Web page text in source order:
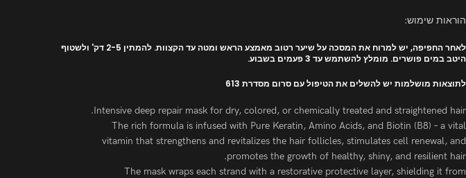
הוראות שימוש:
לאחר החפיפה, יש למרוח את המסכה על שיער רטוב מאמצע הראש ומטה עד הקצוות. להמתין 2-5 דק' ולשטוף
היטב במים פושרים. מומלץ להשתמש עד 3 פעמים בשבוע.
לתוצאות מושלמות יש להשלים את הטיפול עם סרום מסדרת 613
Intensive deep repair mask for dry, colored, or chemically treated and straightened hair.
The rich formula is infused with Pure Keratin, Amino Acids, and Biotin (B8) – a vital
vitamin that strengthens and revitalizes the hair follicles, stimulates cell renewal, and
promotes the growth of healthy, shiny, and resilient hair.
The mask wraps each strand with a restorative protective layer, shielding it from